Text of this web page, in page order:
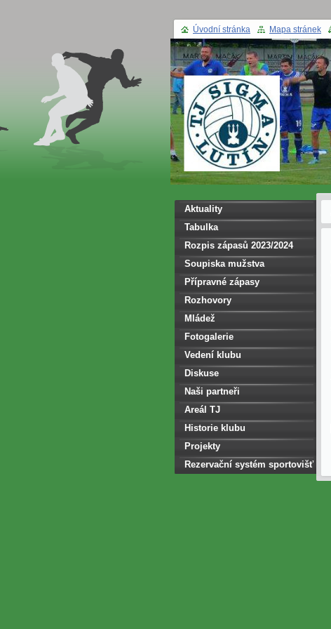
Aktuality
Tabulka
Rozpis zápasů 2023/2024
Soupiska mužstva
Přípravné zápasy
Rozhovory
Mládež
Fotogalerie
Vedení klubu
Diskuse
Naši partneři
Areál TJ
Historie klubu
Projekty
Rezervační systém sportovišť
Úvodní stránka Mapa stránek